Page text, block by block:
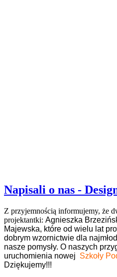
Napisali o nas -
Z przyjemnością informujemy, że
projektantki: Agnieszka
Majewska, które od wielu lat
dobrym wzornictwie dla
nasze pomysły. O naszych
uruchomienia nowej Szkoły
Dziękujemy!!!